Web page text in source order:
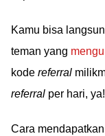
Kamu bisa
teman yang
kode referral
referral per hari, ya!
Cara